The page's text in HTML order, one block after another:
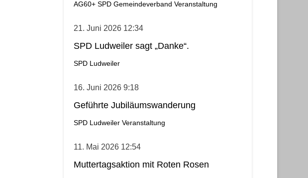
AG60+ SPD Gemeindeverband Veranstaltung
21. Juni 2026 12:34
SPD Ludweiler sagt „Danke“.
SPD Ludweiler
16. Juni 2026 9:18
Geführte Jubiläumswanderung
SPD Ludweiler Veranstaltung
11. Mai 2026 12:54
Muttertagsaktion mit Roten Rosen